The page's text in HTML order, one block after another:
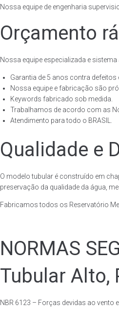
Nossa equipe de engenharia
Orçamento
Nossa equipe especializada e
Garantia de 5 anos contra
Nossa equipe e fabricação são
Keywords fabricado sob medida.
Trabalhamos de acordo com as
Atendimento para todo o BRASIL.
Qualidade e
O modelo tubular é construído em
preservação da qualidade da água,
Fabricamos todos os Reservatório
NORMAS
Tubular Alto,
NBR 6123 – Forças devidas ao vento